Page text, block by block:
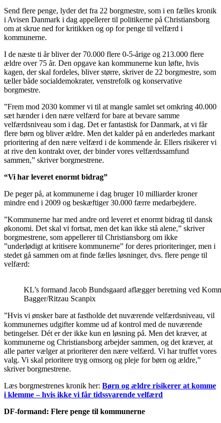
Send flere penge, lyder det fra 22 borgmestre, som i en fælles kronik
i Avisen Danmark i dag appellerer til politikerne på Christiansborg
om at skrue ned for kritikken og op for penge til velfærd i
kommunerne.
I de næste ti år bliver der 70.000 flere 0-5-årige og 213.000 flere
ældre over 75 år. Den opgave kan kommunerne kun løfte, hvis
kagen, der skal fordeles, bliver større, skriver de 22 borgmestre, som
tæller både socialdemokrater, venstrefolk og konservative
borgmestre.
”Frem mod 2030 kommer vi til at mangle samlet set omkring 40.000
sæt hænder i den nære velfærd for bare at bevare samme
velfærdsniveau som i dag. Det er fantastisk for Danmark, at vi får
flere børn og bliver ældre. Men det kalder på en anderledes markant
prioritering af den nære velfærd i de kommende år. Ellers risikerer vi
at rive den kontrakt over, der binder vores velfærdssamfund
sammen,” skriver borgmestrene.
“Vi har leveret enormt bidrag”
De peger på, at kommunerne i dag bruger 10 milliarder kroner
mindre end i 2009 og beskæftiger 30.000 færre medarbejdere.
”Kommunerne har med andre ord leveret et enormt bidrag til dansk
økonomi. Det skal vi fortsat, men det kan ikke stå alene,” skriver
borgmestrene, som appellerer til Christiansborg om ikke
”underlødigt at kritisere kommunerne” for deres prioriteringer, men i
stedet gå sammen om at finde fælles løsninger, dvs. flere penge til
velfærd:
KL’s formand Jacob Bundsgaard aflægger beretning ved
Bagger/Ritzau Scanpix
”Hvis vi ønsker bare at fastholde det nuværende velfærdsniveau, vil
kommunernes udgifter komme ud af kontrol med de nuværende
betingelser. Dét er der ikke kun en løsning på. Men det kræver, at
kommunerne og Christiansborg arbejder sammen, og det kræver, at
alle parter vælger at prioriterer den nære velfærd. Vi har truffet vores
valg. Vi skal prioritere tryg omsorg og pleje for børn og ældre,”
skriver borgmestrene.
Læs borgmestrenes kronik her: Børn og ældre risikerer at komme
i klemme – hvis ikke vi får tidssvarende velfærd
DF-formand: Flere penge til kommunerne